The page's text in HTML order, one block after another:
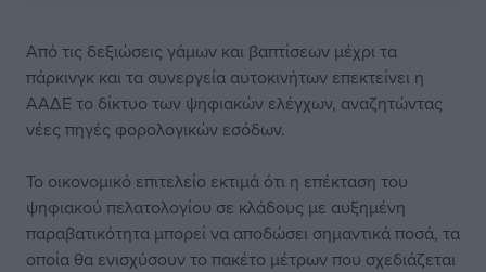
Από τις δεξιώσεις γάμων και βαπτίσεων μέχρι τα
πάρκινγκ και τα συνεργεία αυτοκινήτων επεκτείνει η
ΑΑΔΕ το δίκτυο των ψηφιακών ελέγχων, αναζητώντας
νέες πηγές φορολογικών εσόδων.
Το οικονομικό επιτελείο εκτιμά ότι η επέκταση του
ψηφιακού πελατολογίου σε κλάδους με αυξημένη
παραβατικότητα μπορεί να αποδώσει σημαντικά ποσά, τα
οποία θα ενισχύσουν το πακέτο μέτρων που σχεδιάζεται